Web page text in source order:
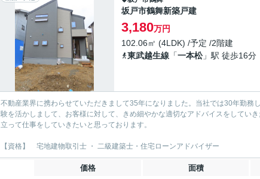
坂戸市鶴舞新築戸建
3,180万円
102.06㎡ (4LDK) /予定 /2階建
東武越生線 「一本松」駅 徒歩16分
不動産業界に携わらせていただきまして35年になりました。当社では30年勤
験を活かしまして、お客様に対して、きめ細やかな適切なアドバイスをしてい
立って仕事をしていきたいと思っております。
【資格】 宅地建物取引士 ・ 二級建築士・住宅ローンアドバイザー
価格 面積